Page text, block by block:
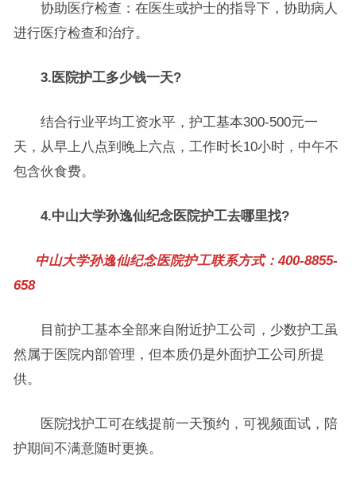
协助医疗检查：在医生或护士的指导下，协助病人
进行医疗检查和治疗。
​3.医院护工多少钱一天?
结合行业平均工资水平，护工基本300-500元一
天，从早上八点到晚上六点，工作时长10小时，中午不
包含伙食费。
​4.中山大学孙逸仙纪念医院护工去哪里找?
中山大学孙逸仙纪念医院护工联系方式：400-8855-
658
目前护工基本全部来自附近护工公司，少数护工虽
然属于医院内部管理，但本质仍是外面护工公司所提
供。
医院找护工可在线提前一天预约，可视频面试，陪
护期间不满意随时更换。